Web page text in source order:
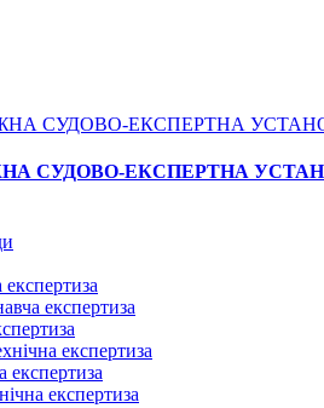
СУДОВО-ЕКСПЕРТНА
експертиза
експертиза
експертиза
експертиза